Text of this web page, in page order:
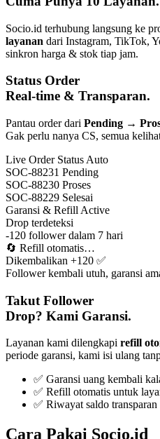
Socio.id terhubung langsung ke
layanan dari Instagram, TikTok,
sinkron harga & stok tiap jam.
Status Order
Real-time & Transparan.
Pantau order dari Pending →
Gak perlu nanya CS, semua
Live Order Status Auto
SOC-88231 Pending
SOC-88230 Proses
SOC-88229 Selesai
Garansi & Refill Active
Drop terdeteksi
-120 follower dalam 7 hari
🔄 Refill otomatis…
Dikembalikan +120 ✅
Follower kembali utuh, garansi
Takut Follower
Drop? Kami Garansi.
Layanan kami dilengkapi refill
periode garansi, kami isi ulang
✅ Garansi uang kembali
✅ Refill otomatis untuk
✅ Riwayat saldo transparan
Cara Pakai Socio.id